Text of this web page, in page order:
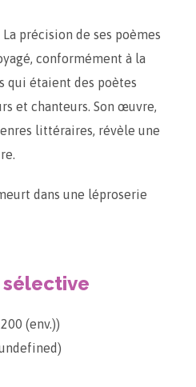
précision de ses poèmes
conformément à la
qui étaient des poètes
et chanteurs. Son œuvre,
littéraires, révèle une
dans une léproserie
(env.))